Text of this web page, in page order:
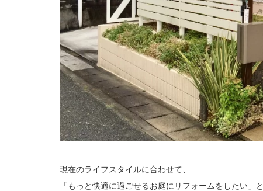
現在のライフスタイルに合わせて、
「もっと快適に過ごせるお庭にリフォームをしたい」と